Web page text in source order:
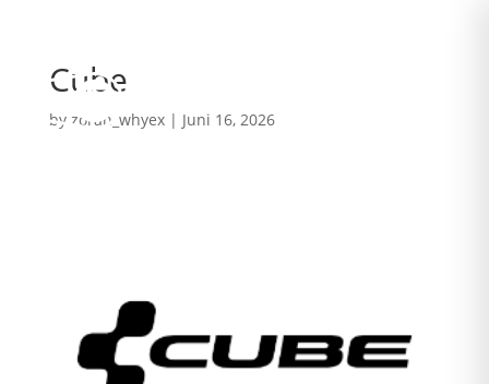
Cube
by zoran_whyex| Juni 16, 2026